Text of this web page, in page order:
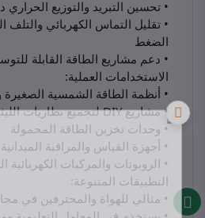
• تحسين التبريد والتوزيع الحراري
• تقليل التماس الكهربائي والتلف
الضغط
• دعم مشاريع الطاقة القابلة
الاستخدامات العملية:
• أنظمة الطاقة الشمسية
• مشاريع DIY لتجميع بطاريات الليثيوم
• وحدات تخزين الطاقة المحمولة
• أجهزة القياس والمراقبة الميدانية
• الروبوتات والمركبات الكهربائية
التطبيقات المتنوعة:
• مثالي للهواة والمحترفين في